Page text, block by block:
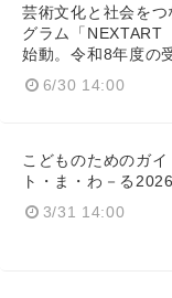
芸術文化と社会をつ
グラム「NEXTART
始動。令和8年度の
6/30 14:00
こどものためのガ
ト・ま・わ－る
3/31 14:00